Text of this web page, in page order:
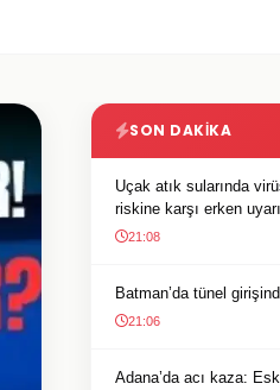
SON DAKIKA
Uçak atık sularında
riskine karşı erken
21:08
Batman’da tünel
21:06
Adana’da acı kaza: